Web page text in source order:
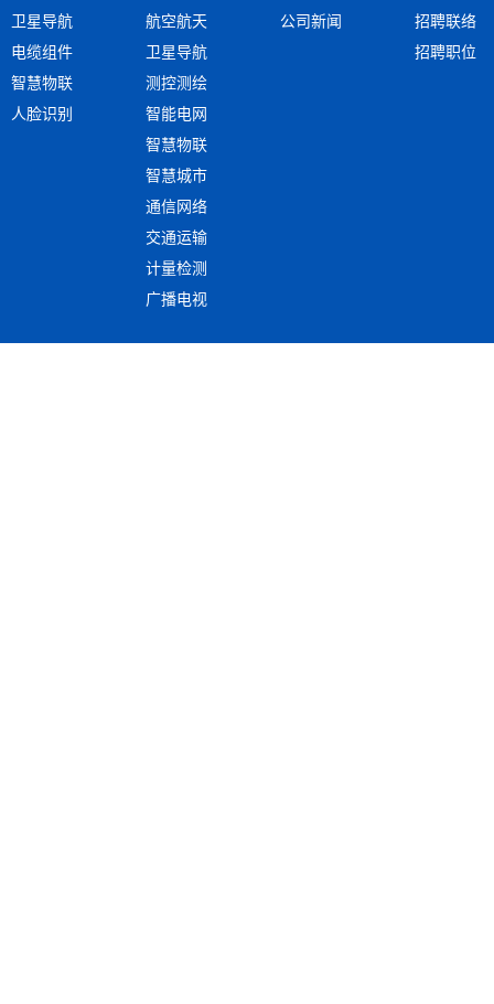
卫星导航
电缆组件
智慧物联
人脸识别
航空航天
卫星导航
测控测绘
智能电网
智慧物联
智慧城市
通信网络
交通运输
计量检测
广播电视
公司新闻
招聘联络
招聘职位